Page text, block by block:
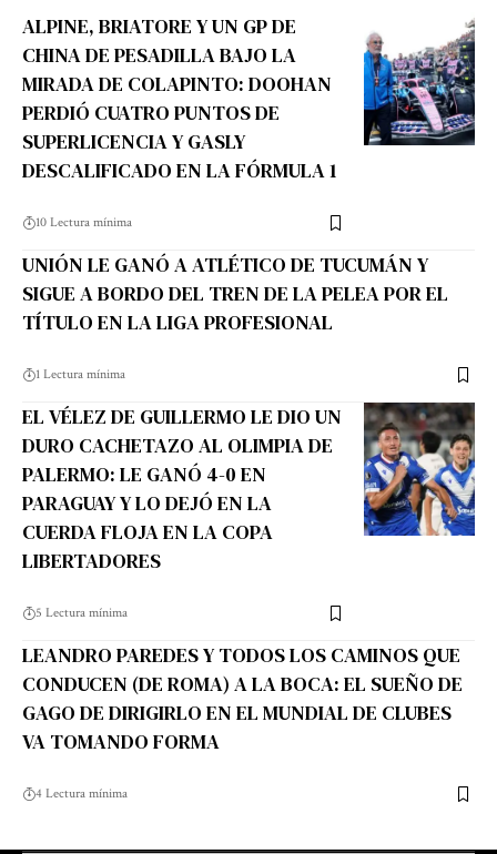
ALPINE, BRIATORE Y UN GP DE
CHINA DE PESADILLA BAJO LA
MIRADA DE COLAPINTO: DOOHAN
PERDIÓ CUATRO PUNTOS DE
SUPERLICENCIA Y GASLY
DESCALIFICADO EN LA FÓRMULA 1
10 Lectura mínima
UNIÓN LE GANÓ A ATLÉTICO DE TUCUMÁN Y
SIGUE A BORDO DEL TREN DE LA PELEA POR EL
TÍTULO EN LA LIGA PROFESIONAL
1 Lectura mínima
EL VÉLEZ DE GUILLERMO LE DIO UN
DURO CACHETAZO AL OLIMPIA DE
PALERMO: LE GANÓ 4-0 EN
PARAGUAY Y LO DEJÓ EN LA
CUERDA FLOJA EN LA COPA
LIBERTADORES
5 Lectura mínima
LEANDRO PAREDES Y TODOS LOS CAMINOS QUE
CONDUCEN (DE ROMA) A LA BOCA: EL SUEÑO DE
GAGO DE DIRIGIRLO EN EL MUNDIAL DE CLUBES
VA TOMANDO FORMA
4 Lectura mínima